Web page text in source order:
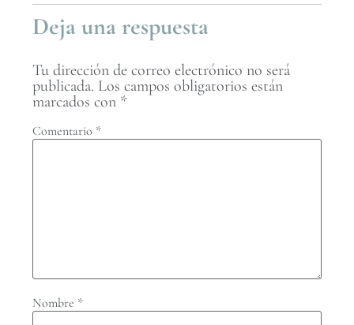
Deja una respuesta
Tu dirección de correo electrónico no será
publicada. Los campos obligatorios están
marcados con *
Comentario *
Nombre *